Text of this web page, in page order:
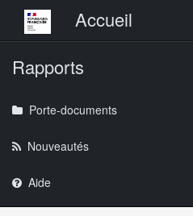
Menu principalAccueil
Rapports
Porte-documents
Nouveautés
Aide